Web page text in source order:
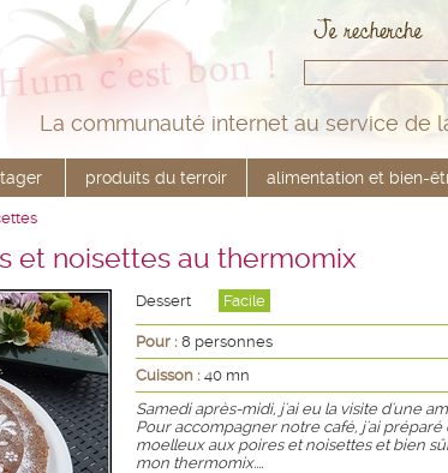
La communauté internet au service de
produits du terroir alimentation et bien-
et noisettes au thermomix
Dessert Facile
Pour : 8 personnes
Cuisson : 40 mn
Samedi après-midi, j'ai eu la visite d'une
Pour accompagner notre café, j'ai préparé
moelleux aux poires et noisettes et bien
mon thermomix....